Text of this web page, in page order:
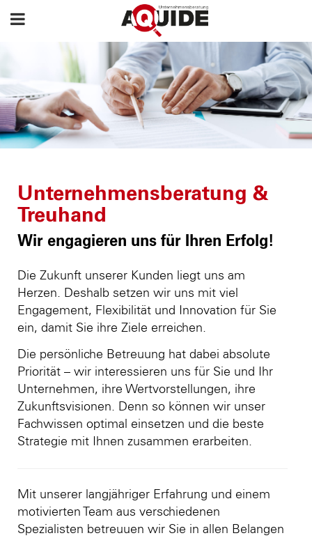
Unternehmensberatung &
Treuhand
Wir engagieren uns für Ihren Erfolg!
Die Zukunft unserer Kunden liegt uns am
Herzen. Deshalb setzen wir uns mit viel
Engagement, Flexibilität und Innovation für Sie
ein, damit Sie ihre Ziele erreichen.
Die persönliche Betreuung hat dabei absolute
Priorität – wir interessieren uns für Sie und Ihr
Unternehmen, ihre Wertvorstellungen, ihre
Zukunftsvisionen. Denn so können wir unser
Fachwissen optimal einsetzen und die beste
Strategie mit Ihnen zusammen erarbeiten.
Mit unserer langjähriger Erfahrung und einem
motivierten Team aus verschiedenen
Spezialisten betreuuen wir Sie in allen Belangen